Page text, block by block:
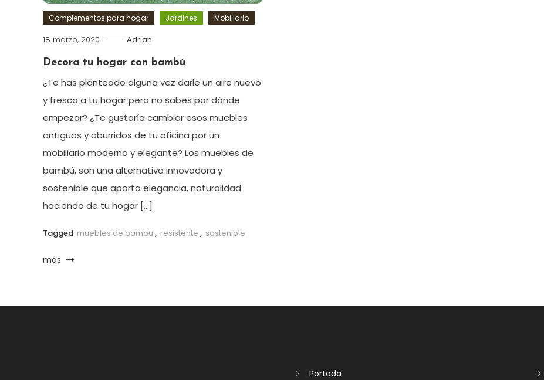
Complementos para hogar Jardines Mobiliario
18 marzo, 2020 Adrian
Decora tu hogar con bambú
¿Te has planteado alguna vez darle un aire nuevo
y fresco a tu hogar pero no sabes por dónde
empezar? ¿Te gustaría cambiar esos muebles
antiguos y aburridos de tu oficina por un
mobiliario moderno y elegante? Los muebles de
bambú, son una alternativa innovadora y
sostenible que aporta elegancia, naturalidad
haciendo de tu hogar […]
Tagged muebles de bambu , resistente , sostenible
más
Portada